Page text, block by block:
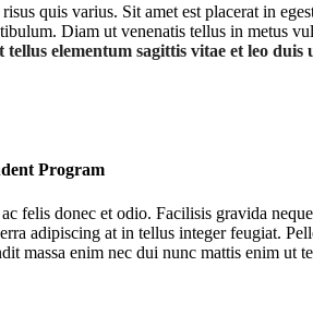
quis varius. Sit amet est placerat in
Diam ut venenatis tellus in metus
tellus elementum sagittis vitae et leo duis
Program
felis donec et odio. Facilisis gravida
adipiscing at in tellus integer feugiat.
massa enim nec dui nunc mattis enim ut